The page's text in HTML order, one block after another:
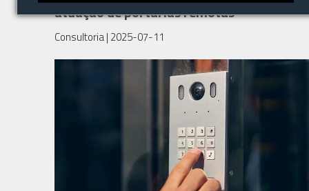
atuação de portarias remotas
Consultoria| 2025-07-11